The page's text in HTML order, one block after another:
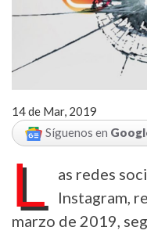
14 de Mar, 2019
Síguenos en
L
as redes
Instagram,
marzo de 2019,